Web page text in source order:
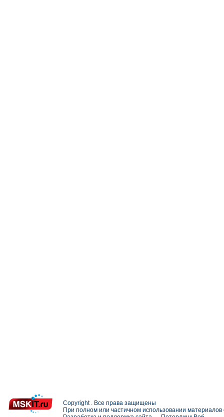
Copyright . Все права защищены
При полном или частичном использовании